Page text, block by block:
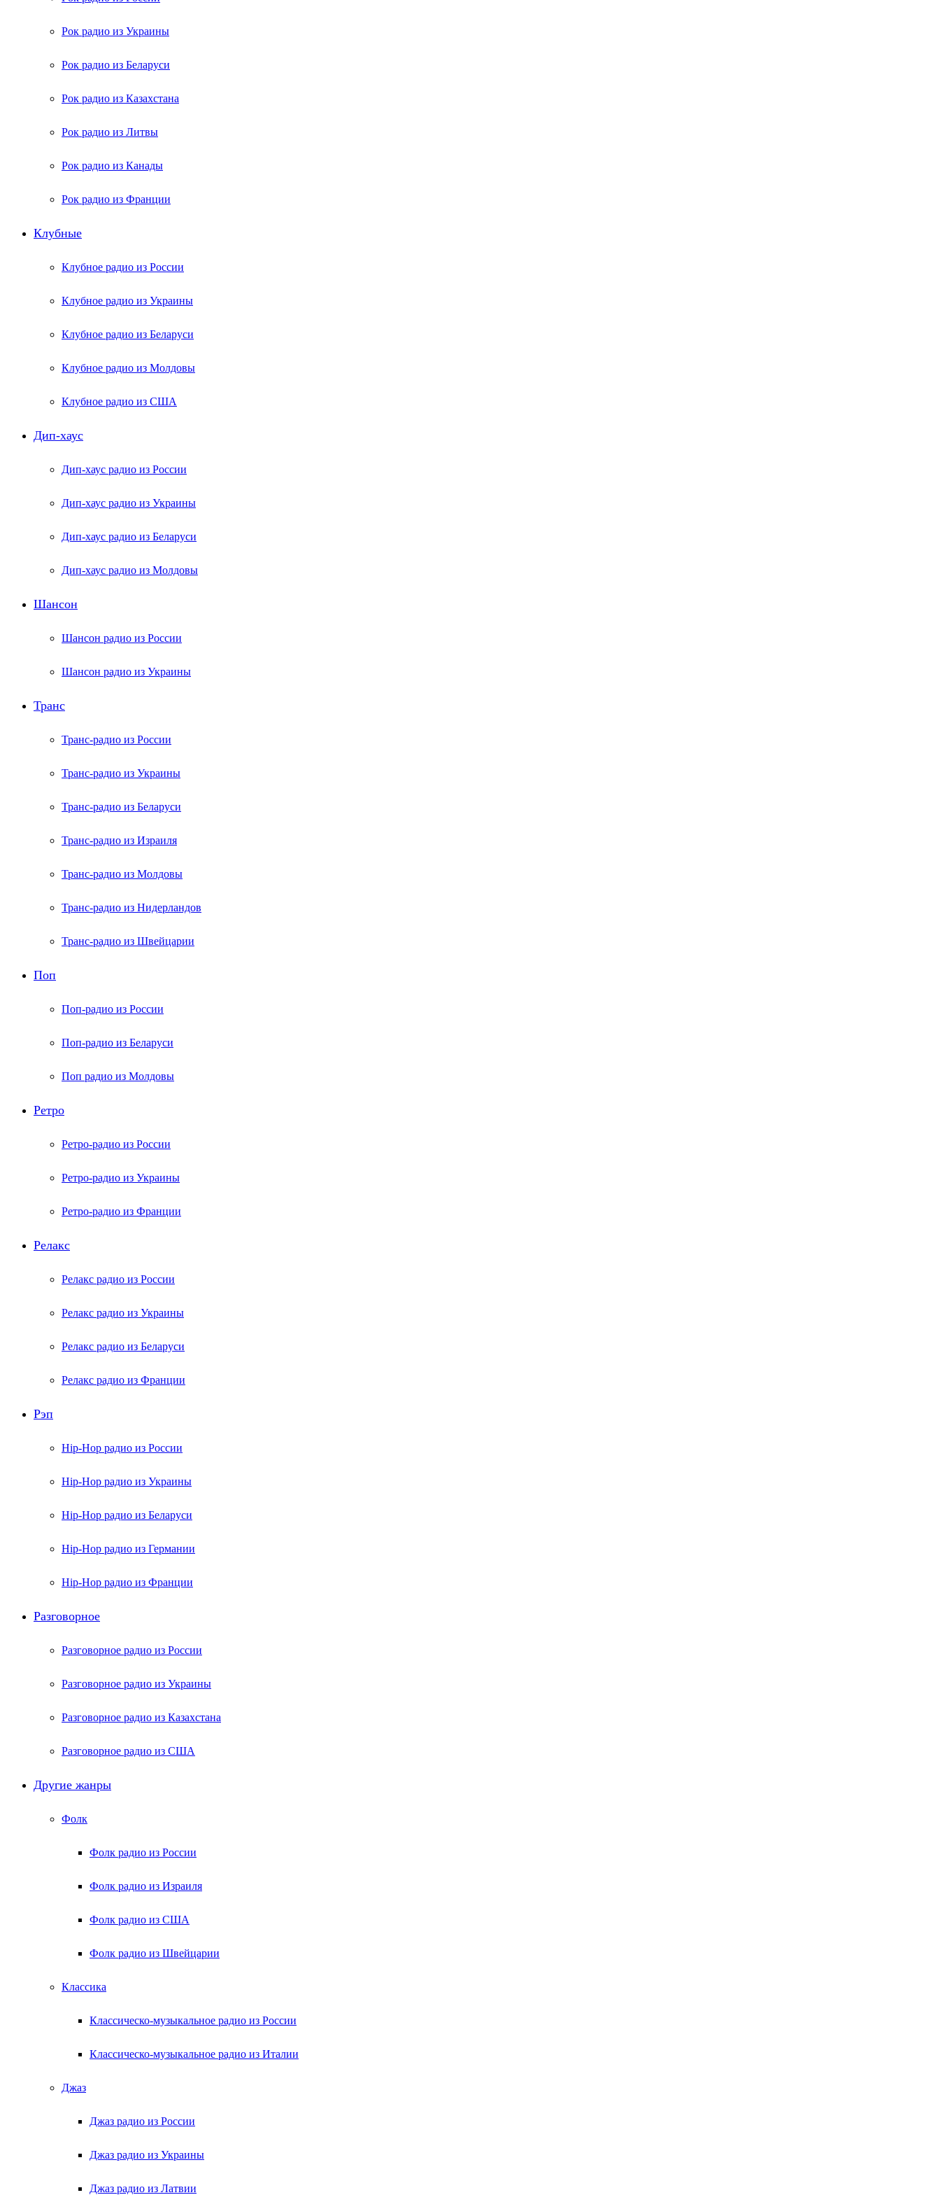
Рок радио из Украины
Рок радио из Беларуси
Рок радио из Казахстана
Рок радио из Литвы
Рок радио из Канады
Рок радио из Франции
Клубные
Клубное радио из России
Клубное радио из Украины
Клубное радио из Беларуси
Клубное радио из Молдовы
Клубное радио из США
Дип-хаус
Дип-хаус радио из России
Дип-хаус радио из Украины
Дип-хаус радио из Беларуси
Дип-хаус радио из Молдовы
Шансон
Шансон радио из России
Шансон радио из Украины
Транс
Транс-радио из России
Транс-радио из Украины
Транс-радио из Беларуси
Транс-радио из Израиля
Транс-радио из Молдовы
Транс-радио из Нидерландов
Транс-радио из Швейцарии
Поп
Поп-радио из России
Поп-радио из Беларуси
Поп радио из Молдовы
Ретро
Ретро-радио из России
Ретро-радио из Украины
Ретро-радио из Франции
Релакс
Релакс радио из России
Релакс радио из Украины
Релакс радио из Беларуси
Релакс радио из Франции
Рэп
Hip-Hop радио из России
Hip-Hop радио из Украины
Hip-Hop радио из Беларуси
Hip-Hop радио из Германии
Hip-Hop радио из Франции
Разговорное
Разговорное радио из России
Разговорное радио из Украины
Разговорное радио из Казахстана
Разговорное радио из США
Другие жанры
Фолк
Фолк радио из России
Фолк радио из Израиля
Фолк радио из США
Фолк радио из Швейцарии
Классика
Классическо-музыкальное радио из России
Классическо-музыкальное радио из Италии
Джаз
Джаз радио из России
Джаз радио из Украины
Джаз радио из Латвии